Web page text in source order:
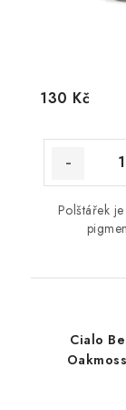
130 Kč
Polštářek
Cialo